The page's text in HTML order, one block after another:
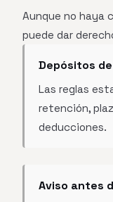
Aunque no haya
puede dar
Depósitos
Las reglas
retención,
deducciones.
Aviso antes